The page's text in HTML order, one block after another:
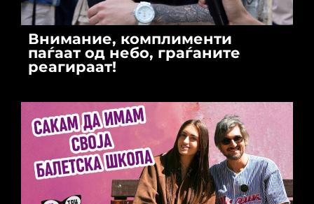
Внимание, комплименти
паѓаат од небо, граѓаните
реагираат!